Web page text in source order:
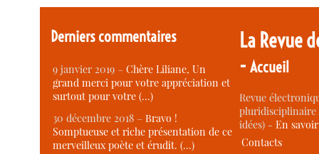
Derniers commentaires
9 janvier 2019 –Chère Liliane, Un
grand merci pour votre appréciation et
surtout pour votre (…)
30 décembre 2018 –Bravo !
Somptueuse et riche présentation de ce
merveilleux poète et érudit. (…)
La Revue
-Accueil
Revue
idées) -En
Contacts